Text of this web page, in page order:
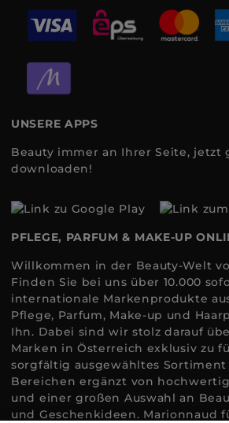
UNSERE APPS
Beauty immer an Ihrer Seite, jetzt
downloaden!
PFLEGE, PARFUM & MAKE-UP
Willkommen in der Beauty-Welt
Finden Sie bei uns über 10.000
internationale Markenprodukte
Pflege, Parfum, Make-up und
Ihn. Dabei sind wir stolz darauf
Marken in Österreich exklusiv zu
sorgfältig ausgewähltes
Bereichen ergänzt von
und einer großen Auswahl an
und Geschenkideen. Marionnaud